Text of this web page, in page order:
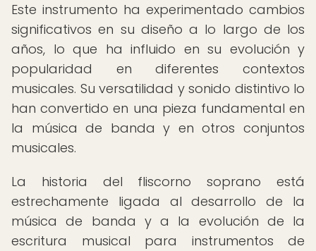
Este instrumento ha experimentado cambios
significativos en su diseño a lo largo de los
años, lo que ha influido en su evolución y
popularidad en diferentes contextos
musicales. Su versatilidad y sonido distintivo lo
han convertido en una pieza fundamental en
la música de banda y en otros conjuntos
musicales.
La historia del fliscorno soprano está
estrechamente ligada al desarrollo de la
música de banda y a la evolución de la
escritura musical para instrumentos de